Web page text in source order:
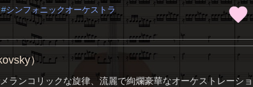
シンフォニックオーケストラ
）
ランコリックな旋律、流麗で絢爛豪華なオーケストレーショ